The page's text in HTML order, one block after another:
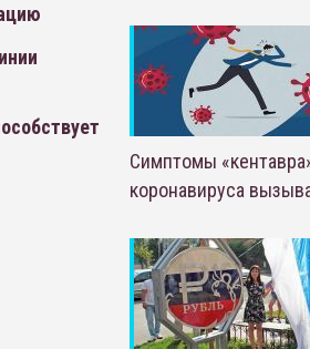
Симптомы
коронавируса